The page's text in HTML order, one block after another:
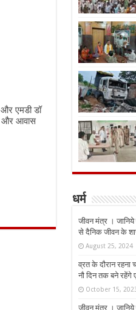
और एमडी डॉ
और आवास
धर्म
जीवन मंत्र । जानिये
से दैनिक जीवन के
August 25, 2024
व्रत के दौरान रहना
नौ दिन तक बने रहेंगे
October 15,
जीवन मंत्र । जानिये